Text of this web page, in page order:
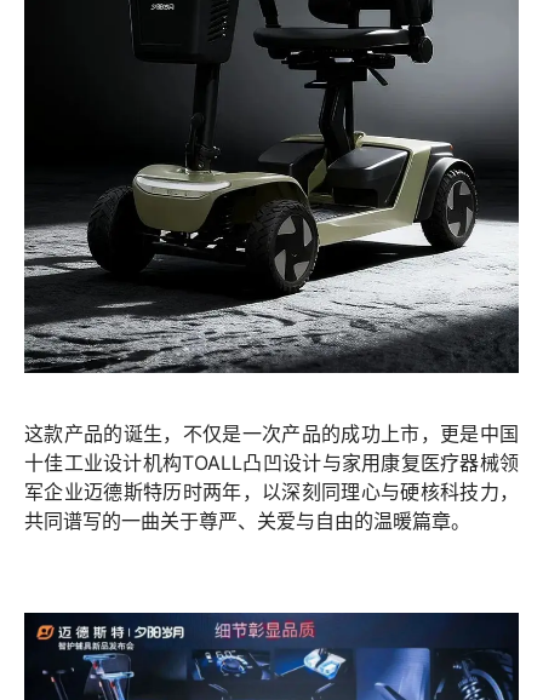
这款产品的诞生，不仅是一次产品的成功上市，更是中国
十佳工业设计机构TOALL凸凹设计与家用康复医疗器械领
军企业迈德斯特历时两年，以深刻同理心与硬核科技力，
共同谱写的一曲关于尊严、关爱与自由的温暖篇章。